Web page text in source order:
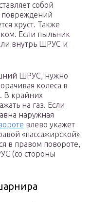
собой
повреждений
хруст. Также
Если пыльник
внутрь ШРУС и
ШРУС, нужно
колеса в
В крайних
на газ. Если
наружная
влево укажет
«пассажирской»
в правом повороте,
(со стороны